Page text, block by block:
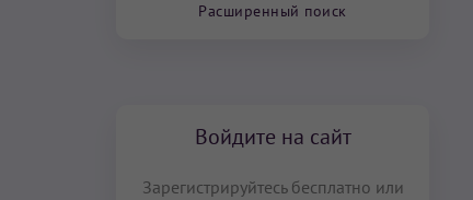
Расширенный поиск
Войдите на сайт
Зарегистрируйтесь бесплатно или